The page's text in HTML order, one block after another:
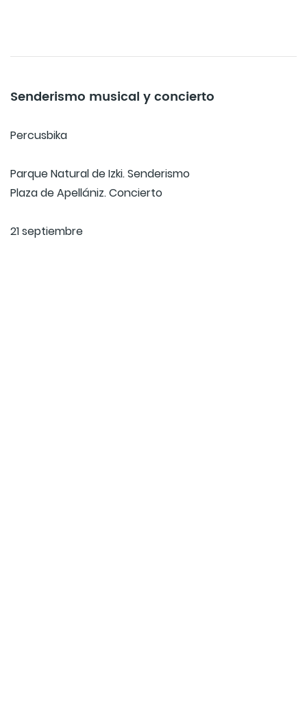
Senderismo musical y concierto
Percusbika
Parque Natural de Izki. Senderismo
Plaza de Apellániz. Concierto
21 septiembre